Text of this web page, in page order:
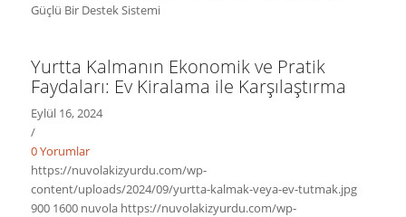
Güçlü Bir Destek Sistemi
Yurtta Kalmanın Ekonomik ve Pratik
Faydaları: Ev Kiralama ile Karşılaştırma
Eylül 16, 2024
/
0 Yorumlar
https://nuvolakizyurdu.com/wp-
content/uploads/2024/09/yurtta-kalmak-veya-ev-tutmak.jpg
900 1600 nuvola https://nuvolakizyurdu.com/wp-